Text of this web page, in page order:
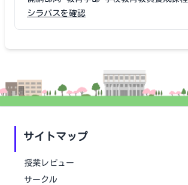
シラバスを確認
サイトマップ
授業レビュー
サークル